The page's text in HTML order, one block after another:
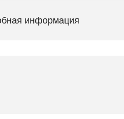
информация